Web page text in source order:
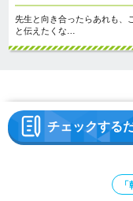
先生と向き合ったらあれも、
と伝えたくな…
チェックする